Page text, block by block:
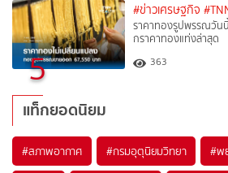
5
#ข่าวเศรษฐกิจ
ราคาทองรูปพรรณวัน
กราคาทองแท่งล่าสุด
363
แท็กยอดนิยม
#สภาพอากาศ #กรมอุตุนิยมวิทยา #พ